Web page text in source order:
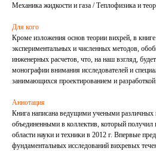
Механика жидкости и газа / Теплофизика и
Для кого
Кроме изложения основ теории вихрей, в
экспериментальных и численных методов,
инженерных расчетов, что, на наш взгляд,
монографии внимания исследователей и
занимающихся проектированием и
Аннотация
Книга написана ведущими учеными различных
объединенными в коллектив, который
области науки и техники в 2012 г. Впервые
фундаментальных исследований вихревых